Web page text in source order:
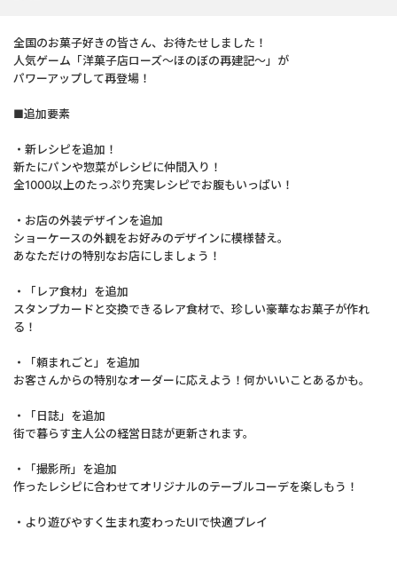
全国のお菓子好きの皆さん、お待たせしました！
人気ゲーム「洋菓子店ローズ～ほのぼの再建記～」が
パワーアップして再登場！
■追加要素
・新レシピを追加！
新たにパンや惣菜がレシピに仲間入り！
全1000以上のたっぷり充実レシピでお腹もいっぱい！
・お店の外装デザインを追加
ショーケースの外観をお好みのデザインに模様替え。
あなただけの特別なお店にしましょう！
・「レア食材」を追加
スタンプカードと交換できるレア食材で、珍しい豪華なお菓子が作れ
る！
・「頼まれごと」を追加
お客さんからの特別なオーダーに応えよう！何かいいことあるかも。
・「日誌」を追加
街で暮らす主人公の経営日誌が更新されます。
・「撮影所」を追加
作ったレシピに合わせてオリジナルのテーブルコーデを楽しもう！
・より遊びやすく生まれ変わったUIで快適プレイ